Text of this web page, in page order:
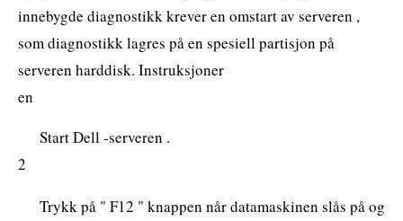
innebygde diagnostikk krever en omstart av serveren ,
som diagnostikk lagres på en spesiell partisjon på
serveren harddisk. Instruksjoner
en
Start Dell -serveren .
2
Trykk på " F12 " knappen når datamaskinen slås på og